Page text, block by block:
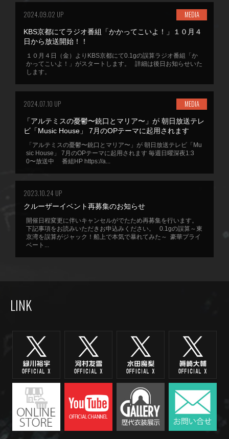
2024.09.02 UP MEDIA
KBS京都にてラジオ番組「かかってこいよ！」１０月４
日から放送開始！！
１０月４日（金）よりKBS京都にて0.1gの誤算ラジオ番組「か
かってこいよ！」がスタートします。 詳細は後日お知らせいた
します。
2024.07.10 UP MEDIA
「アルテミスの憂鬱〜銃口とマリア〜」が 朝日放送テレ
ビ「Music House」 7月のOPテーマに起用されます
「アルテミスの憂鬱〜銃口とマリア〜」が 朝日放送テレビ「Mu
sic House」 7月のOPテーマに起用されます 毎週日曜深夜1:3
0〜放送中 番組HP https://a...
2023.10.24 UP
クルーザーイベント再募集のお知らせ
開催日程変更に伴いキャンセルがでたため再募集を行います。
下記事項をお読みいただきお申込みください。 0.1gの誤算～東
京湾を誤算がジャック！船上で本気で暴れてみた～ 豪華プライ
ベート...
LINK